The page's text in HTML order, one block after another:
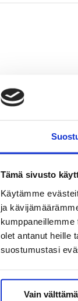
Tämä sivusto
Käytämme
ja
olet antanut heille
suostumustasi
Vain